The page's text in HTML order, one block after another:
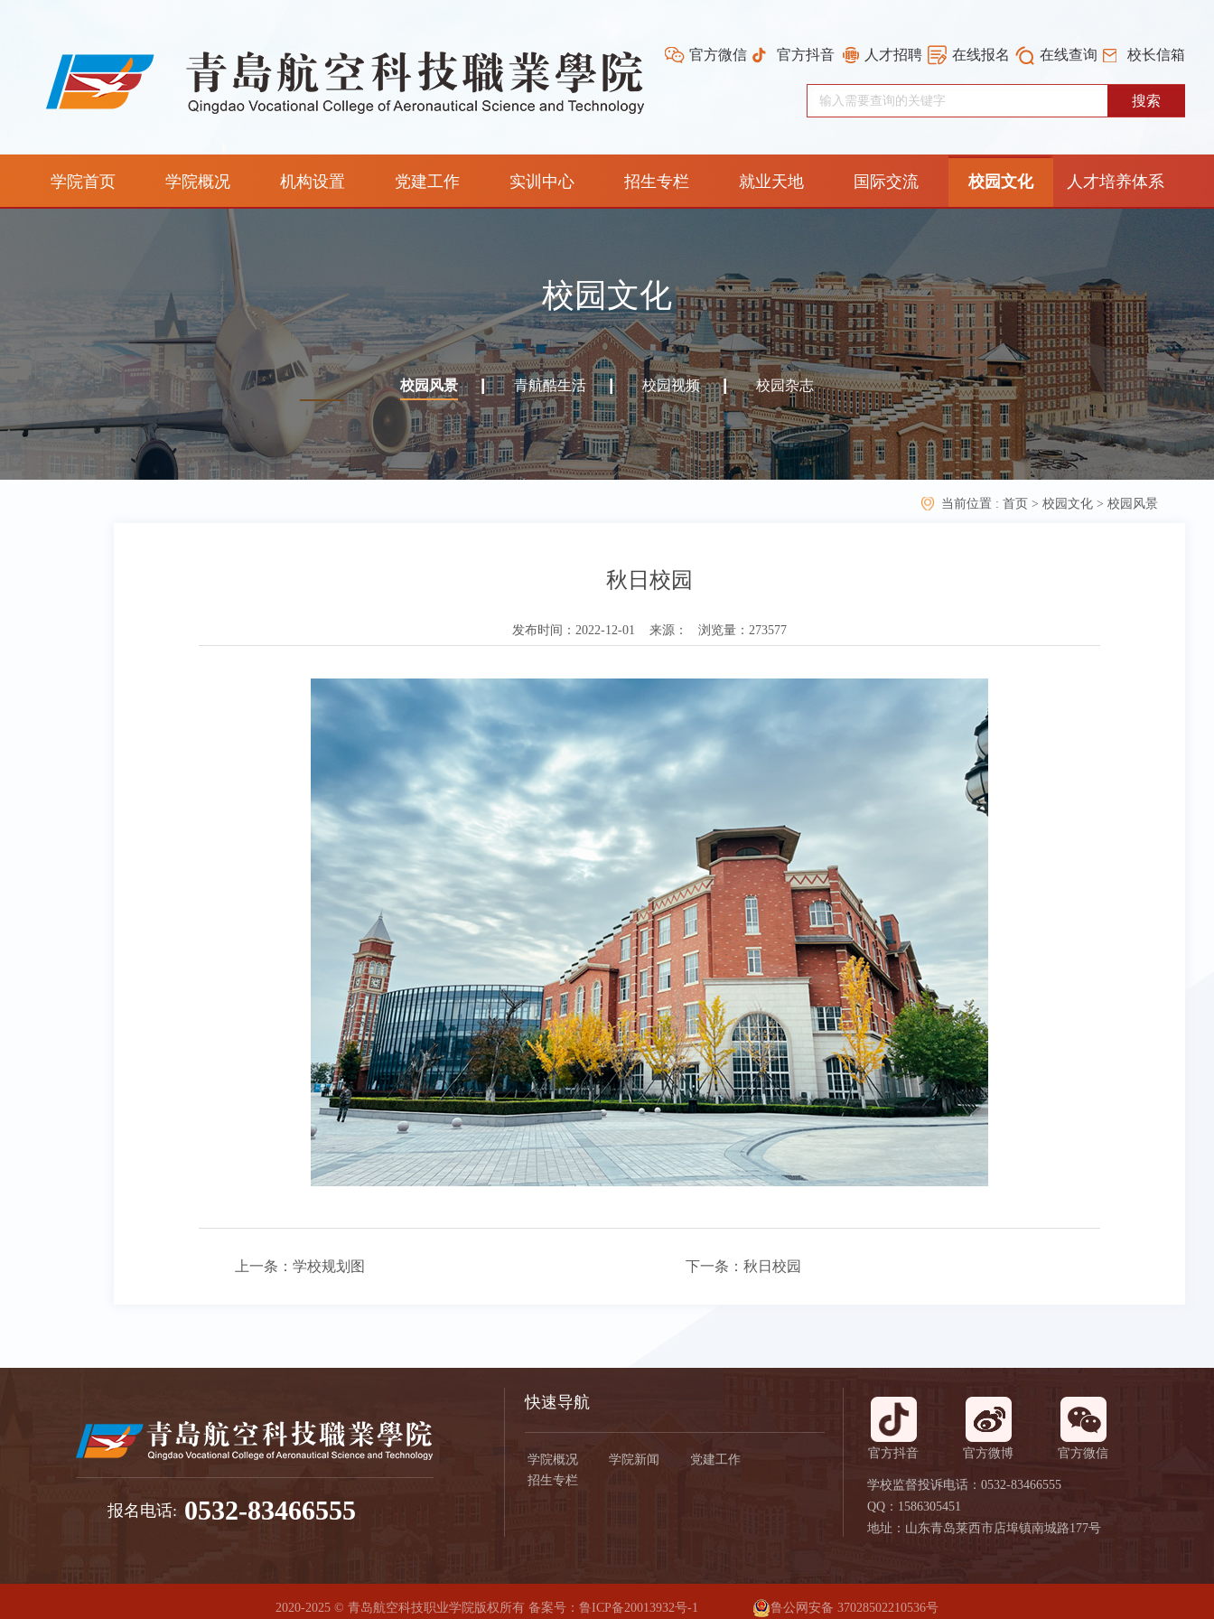
校长信箱
在线查询
在线报名
人才招聘
官方抖音
官方微信
学院首页 学院概况 机构设置 党建工作 实训中心 招生专栏 就业天地 国际交流 校园文化 人才培养体系
校园文化
校园风景 青航酷生活 校园视频 校园杂志
当前位置 : 首页 > 校园文化> 校园风景
秋日校园
发布时间：2022-12-01 来源： 浏览量：273577
上一条： 学校规划图 下一条： 秋日校园
报名电话: 0532-83466555
快速导航
学院概况 学院新闻
党建工作
招生专栏
官方抖音 官方微博 官方微信
学校监督投诉电话：0532-83466555
QQ：1586305451
地址：山东青岛莱西市店埠镇南城路177号
2020-2025 © 青岛航空科技职业学院版权所有 备案号： 鲁ICP备20013932号-1 鲁公网安备 37028502210536号